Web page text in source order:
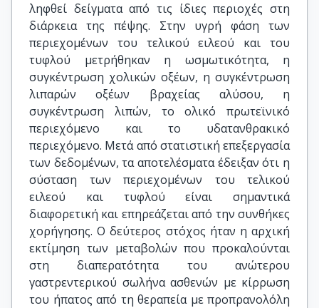
ληφθεί δείγματα από τις ίδιες περιοχές στη
διάρκεια της πέψης. Στην υγρή φάση των
περιεχομένων του τελικού ειλεού και του
τυφλού μετρήθηκαν η ωσμωτικότητα, η
συγκέντρωση χολικών οξέων, η συγκέντρωση
λιπαρών οξέων βραχείας αλύσου, η
συγκέντρωση λιπών, το ολικό πρωτεϊνικό
περιεχόμενο και το υδατανθρακικό
περιεχόμενο. Μετά από στατιστική επεξεργασία
των δεδομένων, τα αποτελέσματα έδειξαν ότι η
σύσταση των περιεχομένων του τελικού
ειλεού και τυφλού είναι σημαντικά
διαφορετική και επηρεάζεται από την συνθήκες
χορήγησης. Ο δεύτερος στόχος ήταν η αρχική
εκτίμηση των μεταβολών που προκαλούνται
στη διαπερατότητα του ανώτερου
γαστρεντερικού σωλήνα ασθενών με κίρρωση
του ήπατος από τη θεραπεία με προπρανολόλη